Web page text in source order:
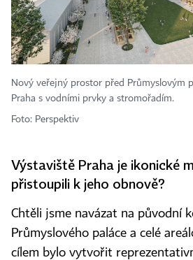
Nový veřejný prostor před Průmyslovým
Praha s vodními prvky a stromořadím.
Foto: Perspektiv
Výstaviště Praha je ikonické
přistoupili k jeho obnově?
Chtěli jsme navázat na původní
Průmyslového paláce a celé
cílem bylo vytvořit